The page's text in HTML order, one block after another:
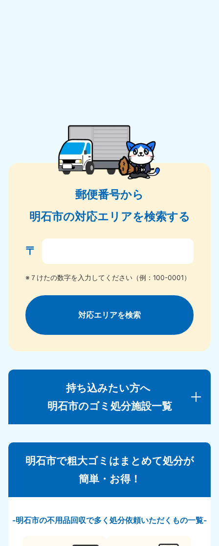
郵便番号から
明石市の対応エリアを検索する
〒
※７けたの数字を入力してください（例：100-0001）
対応エリアを検索
持ち込みたい方へ
明石市のゴミ処分施設一覧
明石市で粗大ゴミはまとめて処分が
簡単・お得！
明石市の不用品回収で多く処分依頼いただくもの一覧